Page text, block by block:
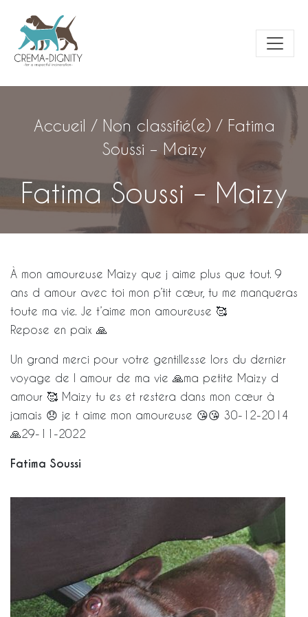
Accueil / Non classifié(e) / Fatima
Soussi – Maizy
Fatima Soussi – Maizy
À mon amoureuse Maizy que j aime plus que tout. 9
ans d amour avec toi mon p’tit cœur, tu me manqueras
toute ma vie. Je t’aime mon amoureuse 🥰
Repose en paix 🙏
Un grand merci pour votre gentillesse lors du dernier
voyage de l amour de ma vie 🙏ma petite Maizy d
amour 🥰 Maizy tu es et restera dans mon cœur à
jamais 😞 je t aime mon amoureuse 😘😘 30-12-2014
🙏29-11-2022
Fatima Soussi